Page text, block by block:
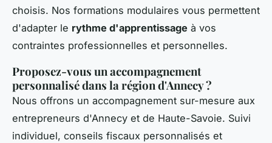
choisis. Nos formations modulaires vous permettent
d'adapter le rythme d'apprentissage à vos
contraintes professionnelles et personnelles.
Proposez-vous un accompagnement
personnalisé dans la région d'Annecy ?
Nous offrons un accompagnement sur-mesure aux
entrepreneurs d'Annecy et de Haute-Savoie. Suivi
individuel, conseils fiscaux personnalisés et